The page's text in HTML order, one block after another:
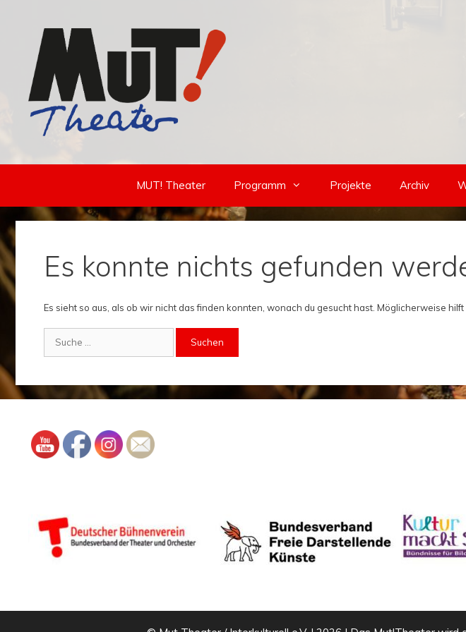
MUT! Theater Programm Projekte Archiv
Es konnte nichts gefunden
Es sieht so aus, als ob wir nicht das finden konnten, wonach du gesucht hast. Möglicherweise hilft
nach: